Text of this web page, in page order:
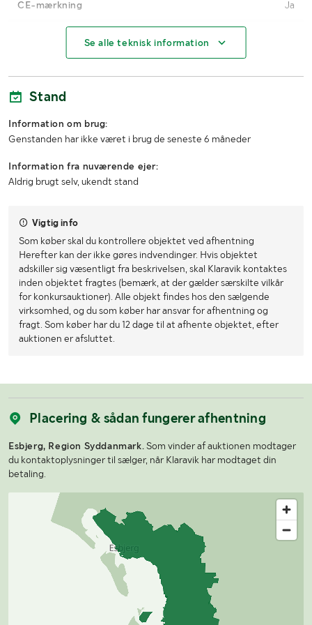
CE-mærkning Ja
Hjulmål
Arbejdsbredde (m)
Transportbredde (m)
Transportlængde (m)
Se alle teknisk information
Stand
Information om brug:
Genstanden har ikke været i brug de seneste 6 måneder
Information fra nuværende ejer:
Aldrig brugt selv, ukendt stand
Vigtig info
Som køber skal du kontrollere objektet ved afhentning
Herefter kan der ikke gøres indvendinger. Hvis objektet
adskiller sig væsentligt fra beskrivelsen, skal Klaravik kontaktes
inden objektet fragtes (bemærk, at der gælder særskilte vilkår
for konkursauktioner). Alle objekt findes hos den sælgende
virksomhed, og du som køber har ansvar for afhentning og
fragt. Som køber har du 12 dage til at afhente objektet, efter
auktionen er afsluttet.
Placering & sådan fungerer afhentning
Esbjerg, Region Syddanmark. Som vinder af auktionen modtager
du kontaktoplysninger til sælger, når Klaravik har modtaget din
betaling.